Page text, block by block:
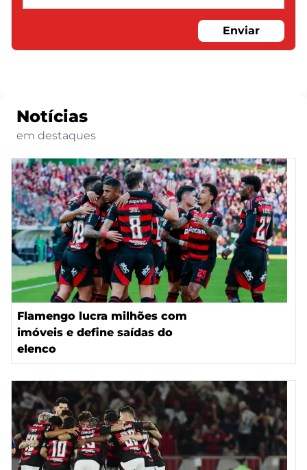
Enviar
Notícias
em destaques
Flamengo lucra milhões com
imóveis e define saídas do
elenco